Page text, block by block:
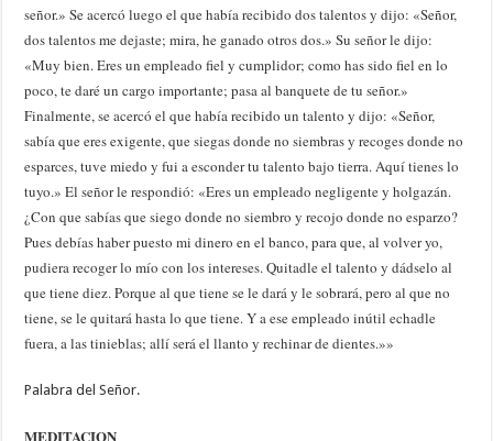
señor.» Se acercó luego el que había recibido dos talentos y dijo: «Señor,
dos talentos me dejaste; mira, he ganado otros dos.» Su señor le dijo:
«Muy bien. Eres un empleado fiel y cumplidor; como has sido fiel en lo
poco, te daré un cargo importante; pasa al banquete de tu señor.»
Finalmente, se acercó el que había recibido un talento y dijo: «Señor,
sabía que eres exigente, que siegas donde no siembras y recoges donde no
esparces, tuve miedo y fui a esconder tu talento bajo tierra. Aquí tienes lo
tuyo.» El señor le respondió: «Eres un empleado negligente y holgazán.
¿Con que sabías que siego donde no siembro y recojo donde no esparzo?
Pues debías haber puesto mi dinero en el banco, para que, al volver yo,
pudiera recoger lo mío con los intereses. Quitadle el talento y dádselo al
que tiene diez. Porque al que tiene se le dará y le sobrará, pero al que no
tiene, se le quitará hasta lo que tiene. Y a ese empleado inútil echadle
fuera, a las tinieblas; allí será el llanto y rechinar de dientes.»»
Palabra del Señor.
MEDITACION